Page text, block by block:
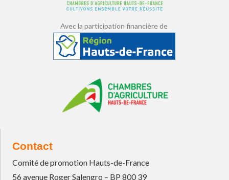
Avec la participation financière de
Contact
Comité de promotion Hauts-de-France
56 avenue Roger Salengro – BP 800 39